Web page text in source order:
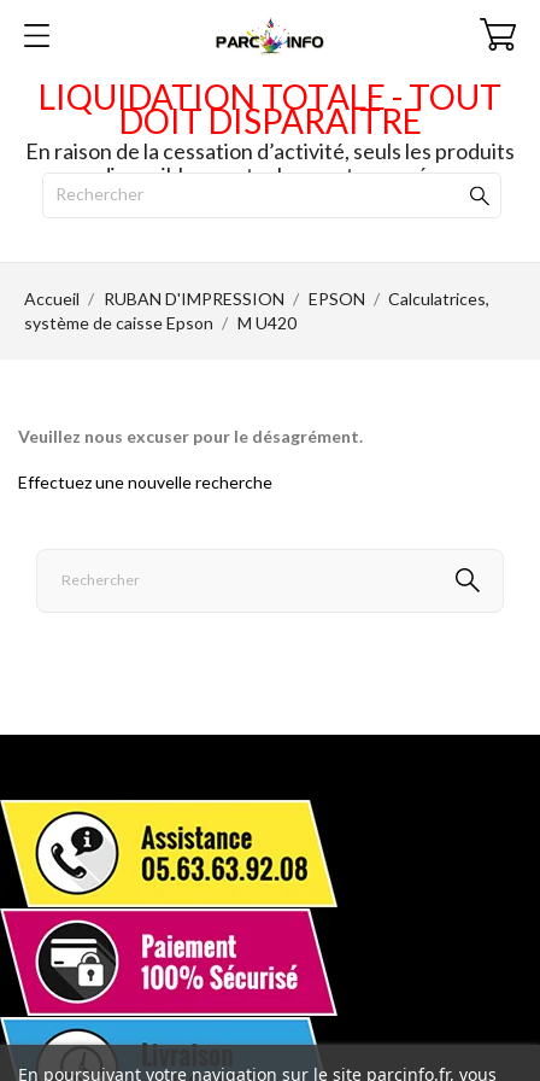
LIQUIDATION TOTALE - TOUT
DOIT DISPARAITRE
En raison de la cessation d’activité, seuls les produits
disponibles en stock seront envoyés.
Accueil RUBAN D'IMPRESSION EPSON
Calculatrices,
système de caisse Epson
M U420
Veuillez nous excuser pour le désagrément.
Effectuez une nouvelle recherche
En poursuivant votre navigation sur le site parcinfo.fr, vous